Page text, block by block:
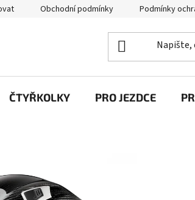
Obchodní podmínky Podmínky
ČTYŘKOLKY PRO JEZDCE